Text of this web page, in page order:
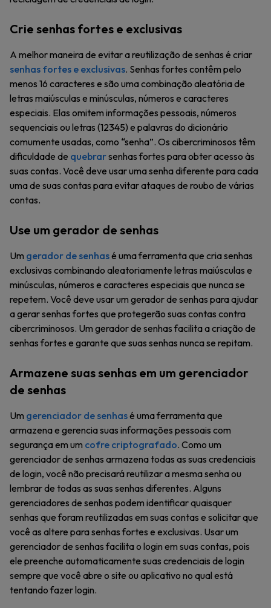
Crie senhas fortes e exclusivas
A melhor maneira de evitar a reutilização de senhas é criar
senhas fortes e exclusivas. Senhas fortes contêm pelo
menos 16 caracteres e são uma combinação aleatória de
letras maiúsculas e minúsculas, números e caracteres
especiais. Elas omitem informações pessoais, números
sequenciais ou letras (12345) e palavras do dicionário
comumente usadas, como “senha”. Os cibercriminosos têm
dificuldade de quebrarsenhas fortes para obter acesso às
suas contas. Você deve usar uma senha diferente para cada
uma de suas contas para evitar ataques de roubo de várias
contas.
Use um gerador de senhas
Um gerador de senhasé uma ferramenta que cria senhas
exclusivas combinando aleatoriamente letras maiúsculas e
minúsculas, números e caracteres especiais que nunca se
repetem. Você deve usar um gerador de senhas para ajudar
a gerar senhas fortes que protegerão suas contas contra
cibercriminosos. Um gerador de senhas facilita a criação de
senhas fortes e garante que suas senhas nunca se repitam.
Armazene suas senhas em um gerenciador
de senhas
Um gerenciador de senhasé uma ferramenta que
armazena e gerencia suas informações pessoais com
segurança em um cofre criptografado. Como um
gerenciador de senhas armazena todas as suas credenciais
de login, você não precisará reutilizar a mesma senha ou
lembrar de todas as suas senhas diferentes. Alguns
gerenciadores de senhas podem identificar quaisquer
senhas que foram reutilizadas em suas contas e solicitar que
você as altere para senhas fortes e exclusivas. Usar um
gerenciador de senhas facilita o login em suas contas, pois
ele preenche automaticamente suas credenciais de login
sempre que você abre o site ou aplicativo no qual está
tentando fazer login.